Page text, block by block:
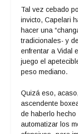
Tal vez cebado
invicto, Capelari
hacer una
tradicionales- y
enfrentar a Vidal
juego el
peso mediano.
Quizá eso,
ascendente
de haberlo
automatizar los